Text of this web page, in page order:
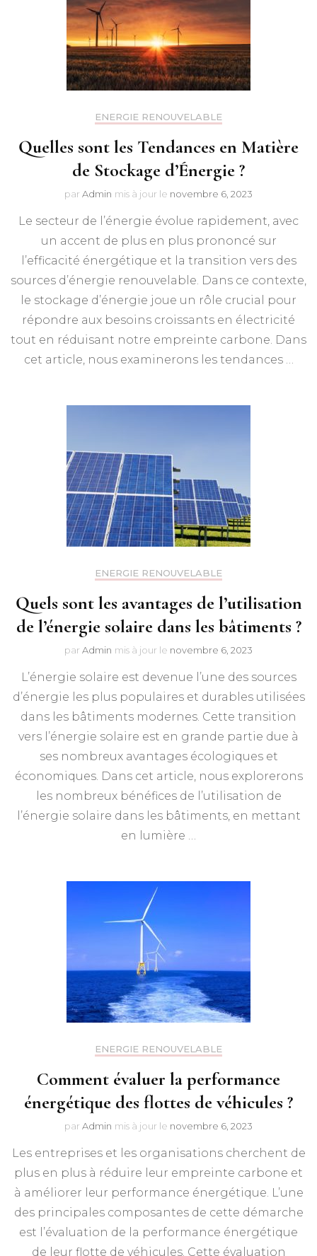
ENERGIE RENOUVELABLE
Quelles sont les Tendances en Matière
de Stockage d’Énergie ?
par Admin mis à jour le novembre 6, 2023
Le secteur de l’énergie évolue rapidement, avec
un accent de plus en plus prononcé sur
l’efficacité énergétique et la transition vers des
sources d’énergie renouvelable. Dans ce contexte,
le stockage d’énergie joue un rôle crucial pour
répondre aux besoins croissants en électricité
tout en réduisant notre empreinte carbone. Dans
cet article, nous examinerons les tendances …
ENERGIE RENOUVELABLE
Quels sont les avantages de l’utilisation
de l’énergie solaire dans les bâtiments ?
par Admin mis à jour le novembre 6, 2023
L’énergie solaire est devenue l’une des sources
d’énergie les plus populaires et durables utilisées
dans les bâtiments modernes. Cette transition
vers l’énergie solaire est en grande partie due à
ses nombreux avantages écologiques et
économiques. Dans cet article, nous explorerons
les nombreux bénéfices de l’utilisation de
l’énergie solaire dans les bâtiments, en mettant
en lumière …
ENERGIE RENOUVELABLE
Comment évaluer la performance
énergétique des flottes de véhicules ?
par Admin mis à jour le novembre 6, 2023
Les entreprises et les organisations cherchent de
plus en plus à réduire leur empreinte carbone et
à améliorer leur performance énergétique. L’une
des principales composantes de cette démarche
est l’évaluation de la performance énergétique
de leur flotte de véhicules. Cette évaluation